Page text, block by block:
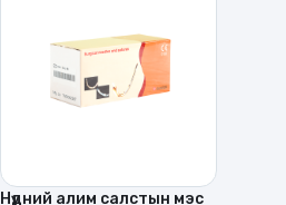
Нүдний алим салстын мэс